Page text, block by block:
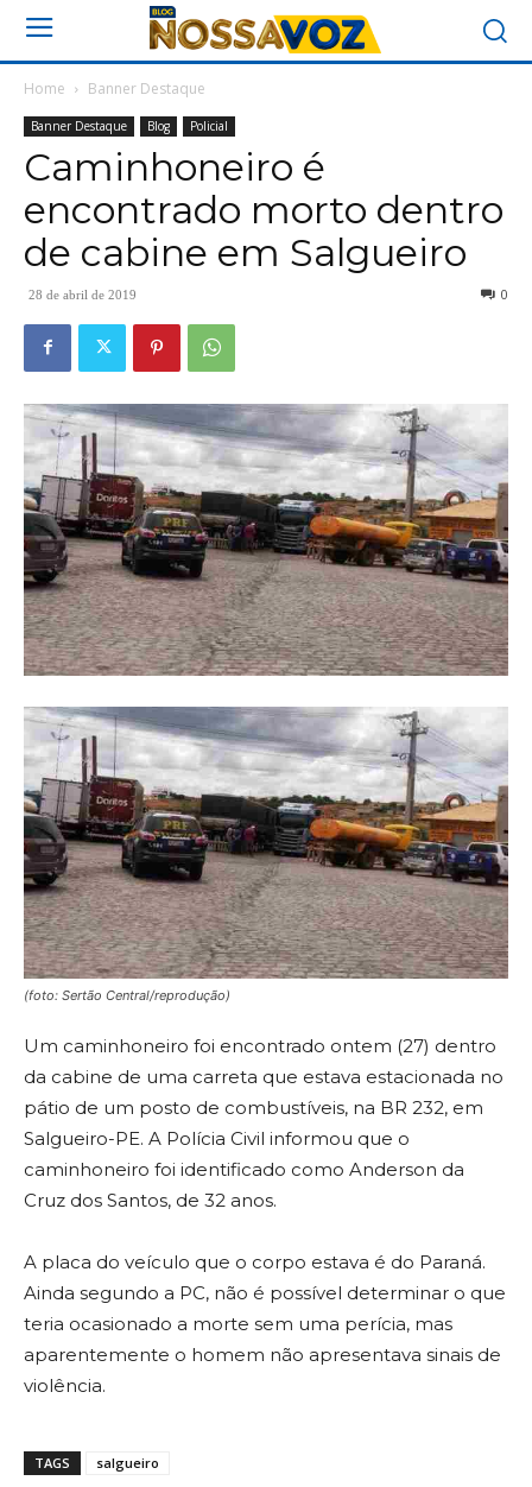
Home Banner Destaque
Banner Destaque Blog Policial
Caminhoneiro é
encontrado morto dentro
de cabine em Salgueiro
28 de abril de 2019 0
(foto: Sertão Central/reprodução)
Um caminhoneiro foi encontrado ontem (27) dentro
da cabine de uma carreta que estava estacionada no
pátio de um posto de combustíveis, na BR 232, em
Salgueiro-PE. A Polícia Civil informou que o
caminhoneiro foi identificado como Anderson da
Cruz dos Santos, de 32 anos.
A placa do veículo que o corpo estava é do Paraná.
Ainda segundo a PC, não é possível determinar o que
teria ocasionado a morte sem uma perícia, mas
aparentemente o homem não apresentava sinais de
violência.
TAGS salgueiro